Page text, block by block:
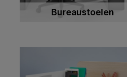
Bureaustoelen